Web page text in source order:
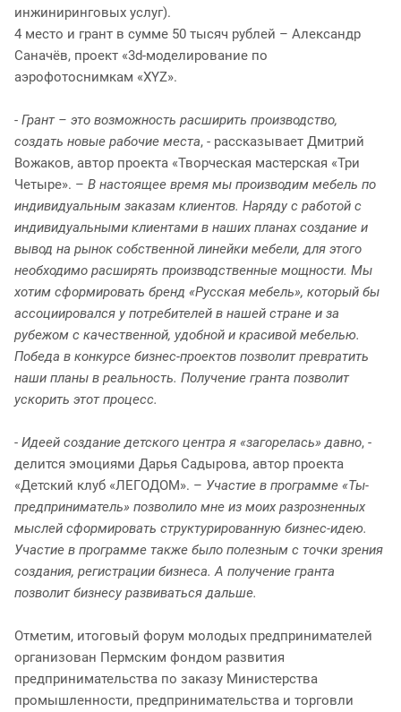
инжиниринговых услуг).
4 место и грант в сумме 50 тысяч рублей – Александр
Саначёв, проект «3d-моделирование по
аэрофотоснимкам «XYZ».
- Грант – это возможность расширить производство,
создать новые рабочие места, - рассказывает Дмитрий
Вожаков, автор проекта «Творческая мастерская «Три
Четыре». – В настоящее время мы производим мебель по
индивидуальным заказам клиентов. Наряду с работой с
индивидуальными клиентами в наших планах создание и
вывод на рынок собственной линейки мебели, для этого
необходимо расширять производственные мощности. Мы
хотим сформировать бренд «Русская мебель», который бы
ассоциировался у потребителей в нашей стране и за
рубежом с качественной, удобной и красивой мебелью.
Победа в конкурсе бизнес-проектов позволит превратить
наши планы в реальность. Получение гранта позволит
ускорить этот процесс.
- Идеей создание детского центра я «загорелась» давно, -
делится эмоциями Дарья Садырова, автор проекта
«Детский клуб «ЛЕГОДОМ». – Участие в программе «Ты-
предприниматель» позволило мне из моих разрозненных
мыслей сформировать структурированную бизнес-идею.
Участие в программе также было полезным с точки зрения
создания, регистрации бизнеса. А получение гранта
позволит бизнесу развиваться дальше.
Отметим, итоговый форум молодых предпринимателей
организован Пермским фондом развития
предпринимательства по заказу Министерства
промышленности, предпринимательства и торговли